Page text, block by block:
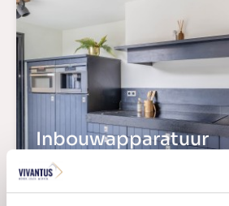
Inbouwapparatuur
Twee badkamers